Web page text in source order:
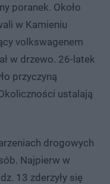
poranek. Około
w Kamieniu
volkswagenem
w drzewo. 26-latek
przyczyną
ustalają
drogowych
Najpierw w
13 zderzyły się